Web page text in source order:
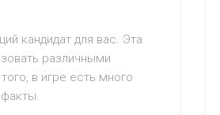
кандидат для вас. Эта
различными
в игре есть много